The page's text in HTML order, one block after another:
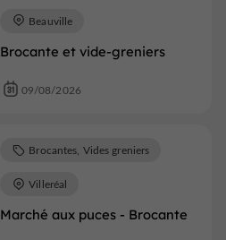
Brocante et vide-greniers
Beauville
09/08/2026
Marché aux puces - Brocante
Brocantes, Vides greniers
Villeréal